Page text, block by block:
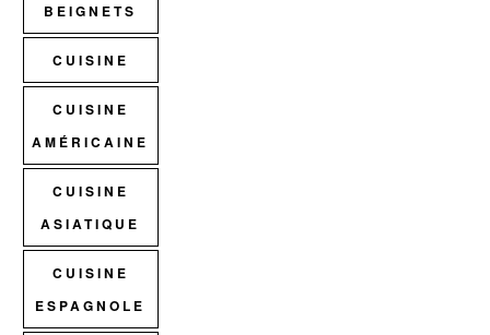
BEIGNETS
CUISINE
CUISINE
AMÉRICAINE
CUISINE
ASIATIQUE
CUISINE
ESPAGNOLE